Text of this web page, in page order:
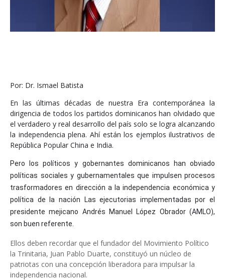
Por: Dr. Ismael Batista
En las últimas décadas de nuestra Era contemporánea la
dirigencia de todos los partidos dominicanos han olvidado que
el verdadero y real desarrollo del país solo se logra alcanzando
la independencia plena. Ahí están los ejemplos ilustrativos de
República Popular China e India.
Pero los políticos y gobernantes dominicanos han obviado
políticas sociales y gubernamentales que impulsen procesos
trasformadores en dirección a la independencia económica y
política de la nación Las ejecutorias implementadas por el
presidente mejicano Andrés Manuel López Obrador (AMLO),
son buen referente.
Ellos deben recordar que el fundador del Movimiento Político
la Trinitaria, Juan Pablo Duarte, constituyó un núcleo de
patriotas con una concepción liberadora para impulsar la
independencia nacional.